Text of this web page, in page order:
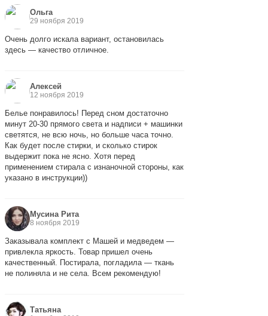
Ольга
29 ноября 2019
Очень долго искала вариант, остановилась
здесь — качество отличное.
Алексей
12 ноября 2019
Белье понравилось! Перед сном достаточно
минут 20-30 прямого света и надписи + машинки
светятся, не всю ночь, но больше часа точно.
Как будет после стирки, и сколько стирок
выдержит пока не ясно. Хотя перед
применением стирала с изнаночной стороны, как
указано в инструкции))
Мусина Рита
8 ноября 2019
Заказывала комплект с Машей и медведем —
привлекла яркость. Товар пришел очень
качественный. Постирала, погладила — ткань
не полиняла и не села. Всем рекомендую!
Татьяна